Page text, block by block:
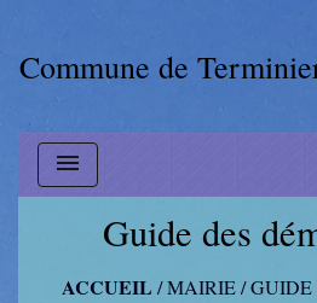
Commune de
menu
Guide des
ACCUEIL /MAIRIE/GUIDE